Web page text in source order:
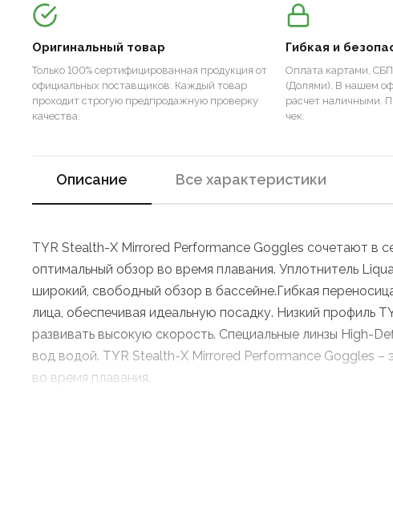
Оригинальный товар
Только 100% сертифицированная продукция от
официальных поставщиков. Каждый товар
проходит строгую предпродажную проверку
качества.
Гибкая и
Оплата картами,
(Долями). В нашем
расчет наличными.
чек.
Описание Все характеристики
TYR Stealth-X Mirrored Performance Goggles сочетают в
оптимальный обзор во время плавания. Уплотнитель
широкий, свободный обзор в бассейне.Гибкая
лица, обеспечивая идеальную посадку. Низкий профиль
развивать высокую скорость. Специальные линзы High-
вод водой. TYR Stealth-X Mirrored Performance Goggles
во время плавания.